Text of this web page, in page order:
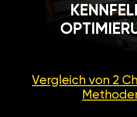
Vergleich von 2